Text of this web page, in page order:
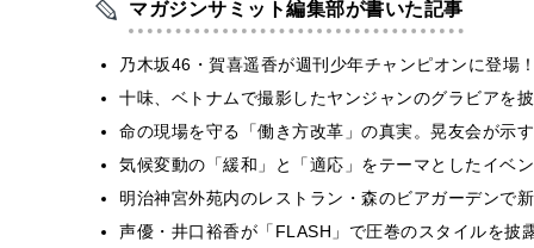
マガジンサミット編集部が書いた記事
乃木坂46・賀喜遥香が週刊少年チャンピオンに登
十味、ベトナムで撮影したヤンジャンのグラビアを
命の現場を守る「働き方改革」の真実。晃友会が示
気候変動の「緩和」と「適応」をテーマとしたイベ
明治神宮外苑内のレストラン・森のビアガーデンで
声優・井口裕香が「FLASH」で圧巻のスタイルを